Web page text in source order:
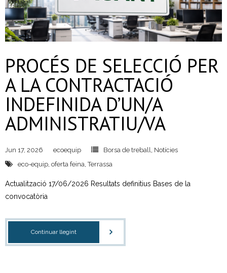
- Deixalleria mòbil
Residus industrials
- La gestió dels residus
- Gestió de les recollides
- Industrials a Can Barba
Planta Can Barba
- Instal·lacions Can Barba
- Deixalleria Can Barba
PROCÉS DE SELECCIÓ PER
A LA CONTRACTACIÓ
INDEFINIDA D’UN/A
ADMINISTRATIU/VA
Jun 17, 2026 ecoequip Borsa de treball, Notícies
eco-equip, oferta feina,Terrassa
Actualització 17/06/2026 Resultats definitius Bases de la
convocatòria
Continuar llegint